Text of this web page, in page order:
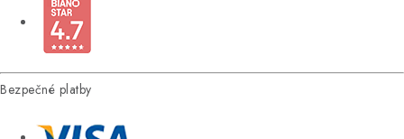
Bezpečné platby